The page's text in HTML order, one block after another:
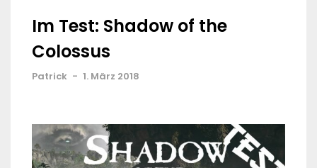
Im Test: Shadow of the
Colossus
Patrick - 1. März 2018